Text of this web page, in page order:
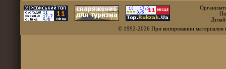
© 1992-2026 При копировании материалов